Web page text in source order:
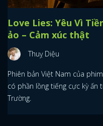
Love Lies: Yêu Vì
ảo – Cảm xúc thật
Thuỵ Diệu
Phiên bản Việt Nam của
có phần lồng tiếng cực kỳ ấn
Trường.